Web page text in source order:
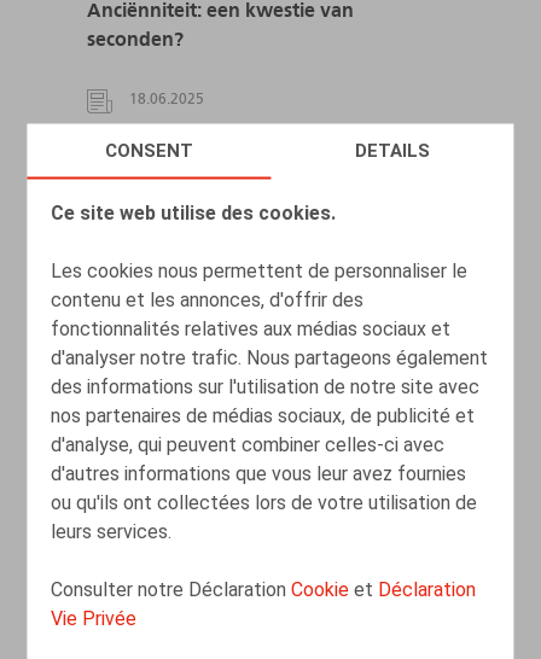
CONSENT DETAILS
Ce site web utilise des cookies.
Les cookies nous permettent de personnaliser le
contenu et les annonces, d'offrir des
fonctionnalités relatives aux médias sociaux et
d'analyser notre trafic. Nous partageons également
des informations sur l'utilisation de notre site avec
nos partenaires de médias sociaux, de publicité et
d'analyse, qui peuvent combiner celles-ci avec
d'autres informations que vous leur avez fournies
ou qu'ils ont collectées lors de votre utilisation de
leurs services.
Consulter notre DéclarationCookie et Déclaration
Vie Privée
Anciënniteit: een kwestie van
seconden?
18.06.2025
New case law about wearing religious
symbols in the Belgian public sector